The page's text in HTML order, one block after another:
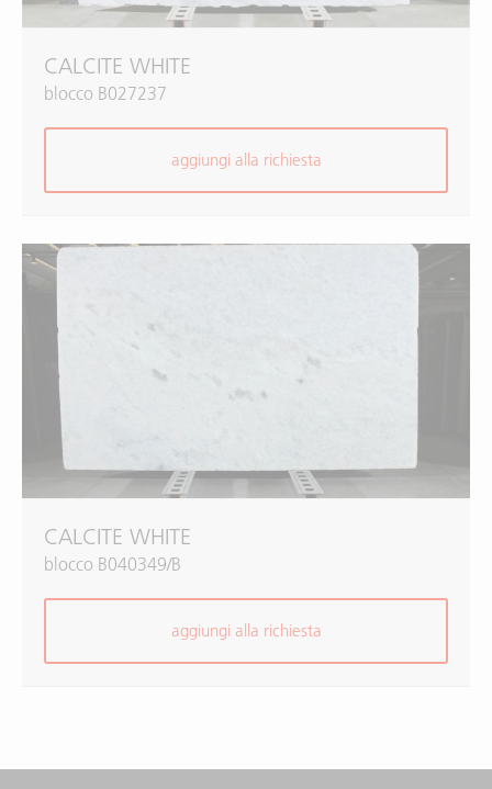
CALCITE WHITE
blocco B027237
aggiungi alla richiesta
CALCITE WHITE
blocco B040349/B
aggiungi alla richiesta